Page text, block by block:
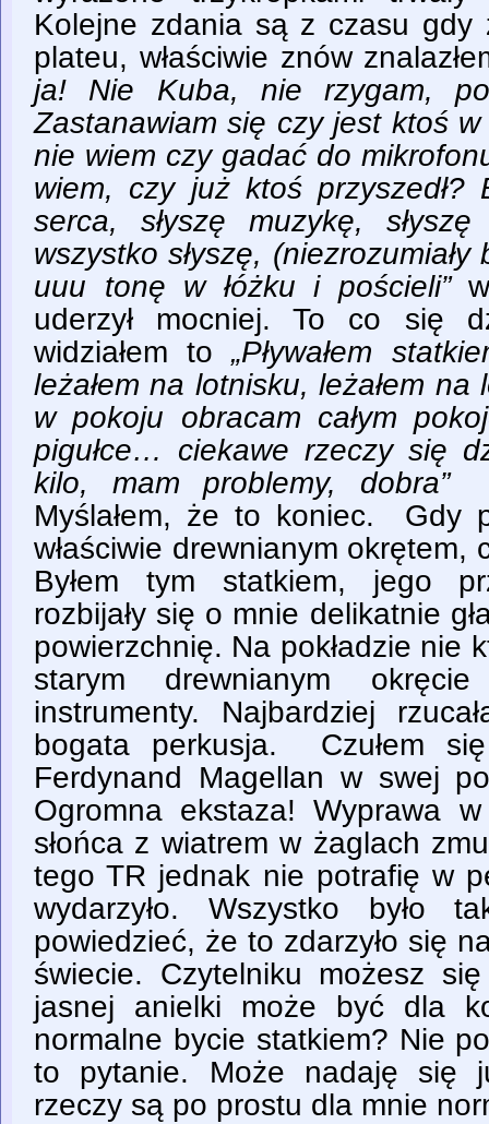
Kolejne zdania są z czasu gdy
plateu, właściwie znów
ja! Nie Kuba, nie rzygam,
Zastanawiam się czy jest ktoś
nie wiem czy gadać do
wiem, czy już ktoś przyszedł?
serca, słyszę muzykę, słyszę
wszystko słyszę,
uuu tonę w łóżku i pościeli”
uderzył mocniej. To co się
widziałem to„Pływałem
leżałem na lotnisku, leżałem
w pokoju obracam całym
pigułce… ciekawe rzeczy się
kilo, mam problemy, dobra”
Myślałem, że to koniec. Gdy
właściwie drewnianym okrętem,
Byłem tym statkiem, jego
rozbijały się o mnie delikatnie
powierzchnię. Na pokładzie nie
starym drewnianym okręcie
instrumenty. Najbardziej
bogata perkusja. Czułem
Ferdynand Magellan w swej
Ogromna ekstaza! Wyprawa
słońca z wiatrem w żaglach
tego TR jednak nie potrafię w
wydarzyło. Wszystko było
powiedzieć, że to zdarzyło się
świecie. Czytelniku możesz
jasnej anielki może być dla
normalne bycie statkiem? Nie
to pytanie. Może nadaję się
rzeczy są po prostu dla mnie